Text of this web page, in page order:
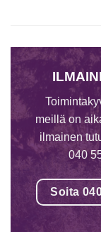
meillä on
ilmainen
040
Soita